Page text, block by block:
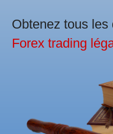
Obtenez tous les
Forex trading